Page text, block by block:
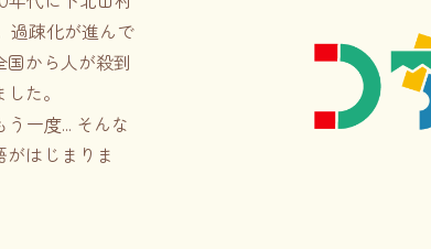
過疎化が進んで
から人が殺到
た。
う一度… そんな
はじまりま